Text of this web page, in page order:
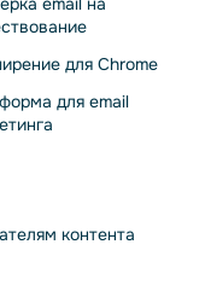
для Chrome
для email
контента